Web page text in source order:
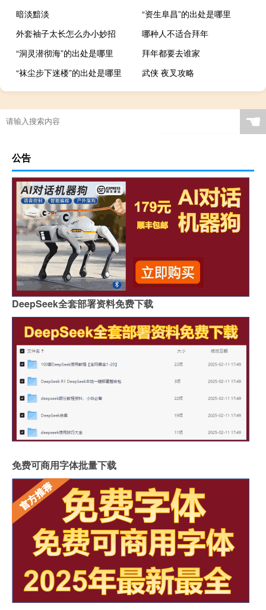
暗淡黯淡
“资生阜昌”的出处是哪里
外套袖子太长怎么办小妙招
哪种人不适合拜年
“洞灵潜彻海”的出处是哪里
拜年都要去谁家
“袜尘步下迷楼”的出处是哪里
武侠 夜叉攻略
☚
公告
DeepSeek全套部署资料免费下载
免费可商用字体批量下载